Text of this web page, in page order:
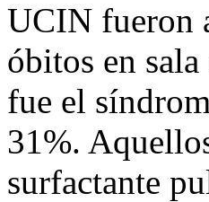
UCIN fueron
óbitos en
fue el
31%.
surfactante